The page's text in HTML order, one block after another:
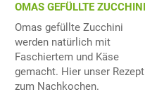
OMAS GEFÜLLTE ZUCCHINI
Omas gefüllte Zucchini
werden natürlich mit
Faschiertem und Käse
gemacht. Hier unser Rezept
zum Nachkochen.